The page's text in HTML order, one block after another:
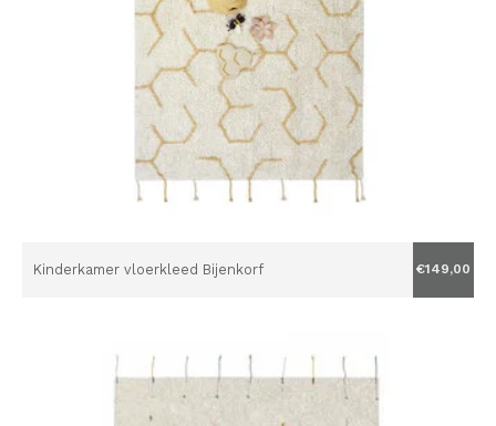
Kinderkamer vloerkleed Bijenkorf €149,00